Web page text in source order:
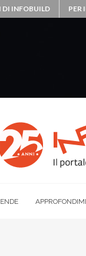
DI INFOBUILD PER